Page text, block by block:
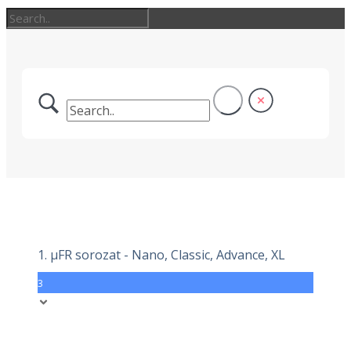
1. μFR sorozat - Nano, Classic, Advance, XL
3